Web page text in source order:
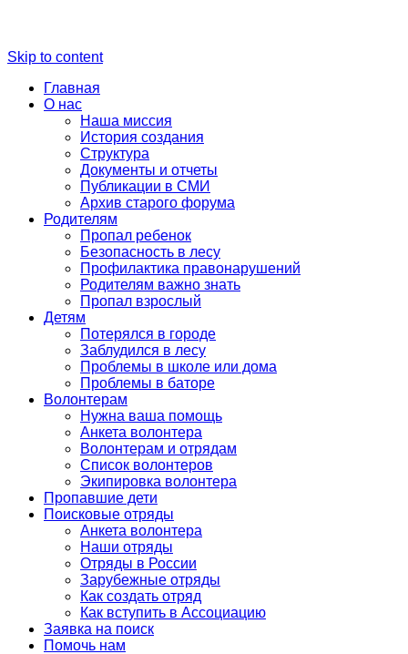
Skip to content
Главная
О нас
Наша миссия
История создания
Структура
Документы и отчеты
Публикации в СМИ
Архив старого форума
Родителям
Пропал ребенок
Безопасность в лесу
Профилактика правонарушений
Родителям важно знать
Пропал взрослый
Детям
Потерялся в городе
Заблудился в лесу
Проблемы в школе или дома
Проблемы в баторе
Волонтерам
Нужна ваша помощь
Анкета волонтера
Волонтерам и отрядам
Список волонтеров
Экипировка волонтера
Пропавшие дети
Поисковые отряды
Анкета волонтера
Наши отряды
Отряды в России
Зарубежные отряды
Как создать отряд
Как вступить в Ассоциацию
Заявка на поиск
Помочь нам